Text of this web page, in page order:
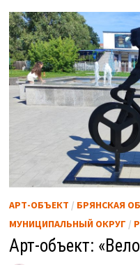
АРТ-ОБЪЕКТ / БРЯНСКАЯ
МУНИЦИПАЛЬНЫЙ ОКРУГ /
Арт-объект: